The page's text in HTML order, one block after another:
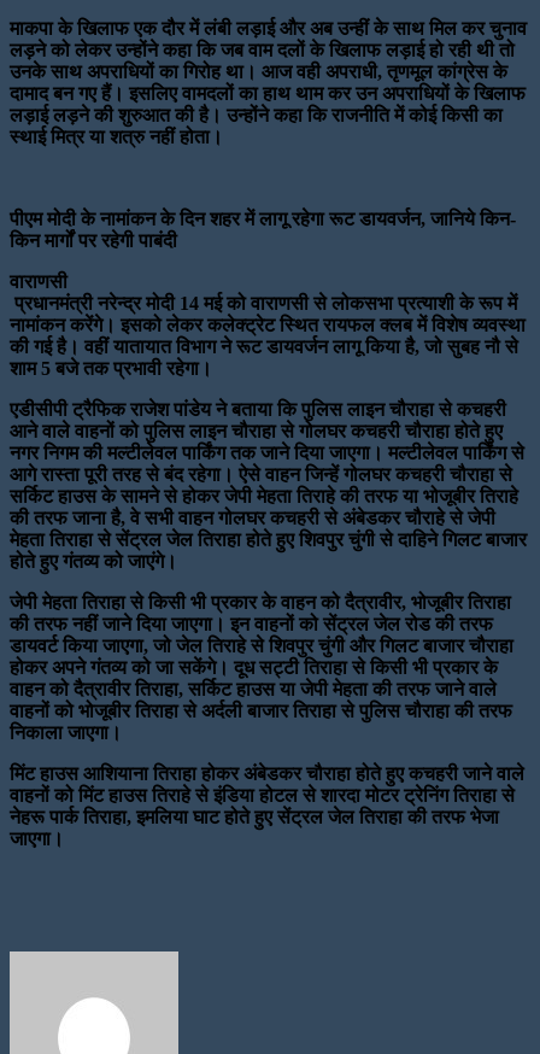
माकपा के खिलाफ एक दौर में लंबी लड़ाई और अब उन्हीं के साथ मिल कर चुनाव
लड़ने को लेकर उन्होंने कहा कि जब वाम दलों के खिलाफ लड़ाई हो रही थी तो
उनके साथ अपराधियों का गिरोह था। आज वही अपराधी, तृणमूल कांग्रेस के
दामाद बन गए हैं। इसलिए वामदलों का हाथ थाम कर उन अपराधियों के खिलाफ
लड़ाई लड़ने की शुरुआत की है। उन्होंने कहा कि राजनीति में कोई किसी का
स्थाई मित्र या शत्रु नहीं होता।
पीएम मोदी के नामांकन के दिन शहर में लागू रहेगा रूट डायवर्जन, जानिये किन-
किन मार्गों पर रहेगी पाबंदी
वाराणसी
प्रधानमंत्री नरेन्द्र मोदी 14 मई को वाराणसी से लोकसभा प्रत्याशी के रूप में
नामांकन करेंगे। इसको लेकर कलेक्ट्रेट स्थित रायफल क्लब में विशेष व्यवस्था
की गई है। वहीं यातायात विभाग ने रूट डायवर्जन लागू किया है, जो सुबह नौ से
शाम 5 बजे तक प्रभावी रहेगा।
एडीसीपी ट्रैफिक राजेश पांडेय ने बताया कि पुलिस लाइन चौराहा से कचहरी
आने वाले वाहनों को पुलिस लाइन चौराहा से गोलघर कचहरी चौराहा होते हुए
नगर निगम की मल्टीलेवल पार्किंग तक जाने दिया जाएगा। मल्टीलेवल पार्किंग से
आगे रास्ता पूरी तरह से बंद रहेगा। ऐसे वाहन जिन्हें गोलघर कचहरी चौराहा से
सर्किट हाउस के सामने से होकर जेपी मेहता तिराहे की तरफ या भोजूबीर तिराहे
की तरफ जाना है, वे सभी वाहन गोलघर कचहरी से अंबेडकर चौराहे से जेपी
मेहता तिराहा से सेंट्रल जेल तिराहा होते हुए शिवपुर चुंगी से दाहिने गिलट बाजार
होते हुए गंतव्य को जाएंगे।
जेपी मेहता तिराहा से किसी भी प्रकार के वाहन को दैत्रावीर, भोजूबीर तिराहा
की तरफ नहीं जाने दिया जाएगा। इन वाहनों को सेंट्रल जेल रोड की तरफ
डायवर्ट किया जाएगा, जो जेल तिराहे से शिवपुर चुंगी और गिलट बाजार चौराहा
होकर अपने गंतव्य को जा सकेंगे। दूध सट्टी तिराहा से किसी भी प्रकार के
वाहन को दैत्रावीर तिराहा, सर्किट हाउस या जेपी मेहता की तरफ जाने वाले
वाहनों को भोजूबीर तिराहा से अर्दली बाजार तिराहा से पुलिस चौराहा की तरफ
निकाला जाएगा।
मिंट हाउस आशियाना तिराहा होकर अंबेडकर चौराहा होते हुए कचहरी जाने वाले
वाहनों को मिंट हाउस तिराहे से इंडिया होटल से शारदा मोटर ट्रेनिंग तिराहा से
नेहरू पार्क तिराहा, इमलिया घाट होते हुए सेंट्रल जेल तिराहा की तरफ भेजा
जाएगा।